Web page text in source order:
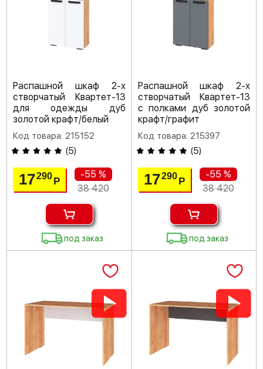
Распашной шкаф 2-х
створчатый Квартет-13
для одежды дуб
золотой крафт/белый
Код товара: 215152
(5)
17290Р
-55 %
38 420
под заказ
Распашной шкаф 2-х
створчатый Квартет-13
с полками дуб золотой
крафт/графит
Код товара: 215397
(5)
17290 Р
-55 %
38 420
под заказ